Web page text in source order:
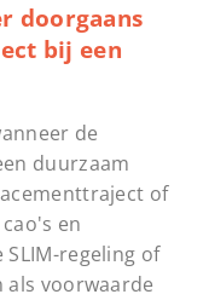
doorgaans
bij een
de
duurzaam
of
en
regeling of
voorwaarde